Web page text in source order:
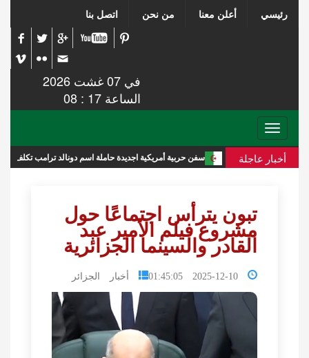
رئيسي أعلن معنا من نحن اتصل بنا
في 07 غشت 2026
الساعة 17 : 08
Toggle
navigation
أخبار عاجلة سفن حربية أمريكية اجديدة حاملة اسم دونالد ترامب تكلف الميزانية 275 مليار دولار
تبون يترأس اجتماعًا حول
مشروع فيلم الأمير عبد
القادر والسينما الجزائرية
2025-12-10 01:45:05 أخبار الجزائر